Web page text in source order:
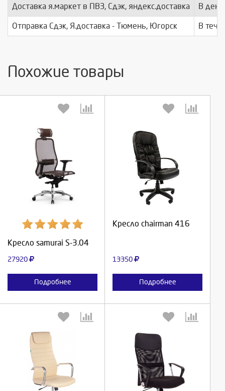
Доставка я.маркет в ПВЗ, Сдэк, яндекс.доставка В день
Отправка Сдэк, Я.доставка - Тюмень, Югорск В
Похожие товары
Кресло samurai S-3.04
27920
Подробнее
Выберите количество:
Продолжить
Отмена
Кресло chairman 416
13350
Подробнее
Выберите количество:
Продолжить
Выберите количество: Выберите количество: